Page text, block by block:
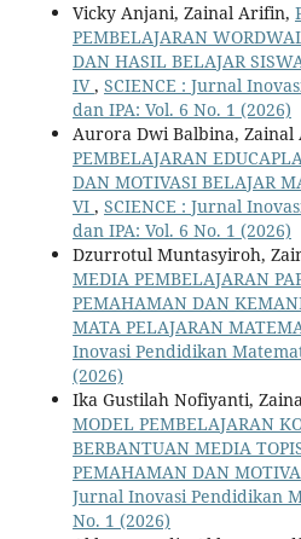
Vicky Anjani, Zainal Arifin,
PEMBELAJARAN
DAN HASIL BELAJAR
IV, SCIENCE : Jurnal
dan IPA: Vol. 6 No. 1 (2026)
Aurora Dwi Balbina, Zainal
PEMBELAJARAN
DAN MOTIVASI BELAJAR
VI , SCIENCE : Jurnal
dan IPA: Vol. 6 No. 1 (2026)
Dzurrotul Muntasyiroh,
MEDIA PEMBELAJARAN
PEMAHAMAN DAN
MATA PELAJARAN
Inovasi Pendidikan
(2026)
Ika Gustilah Nofiyanti,
MODEL PEMBELAJARAN
BERBANTUAN MEDIA
PEMAHAMAN DAN
Jurnal Inovasi Pendidikan
No. 1 (2026)